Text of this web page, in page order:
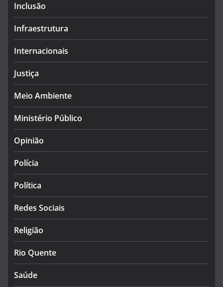
Inclusão
Infraestrutura
Internacionais
Justiça
Meio Ambiente
Ministério Público
Opinião
Polícia
Política
Redes Sociais
Religião
Rio Quente
Saúde